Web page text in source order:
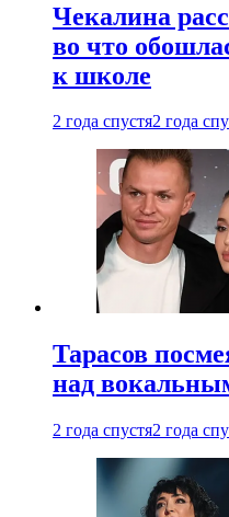
Чекалина
во что
к школе
2 года спустя2 года
Тарасов
над
2 года спустя2 года